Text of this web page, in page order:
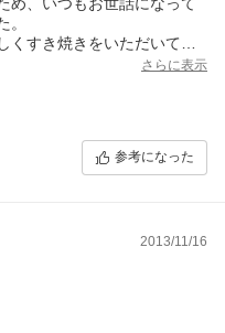
すき焼きをいただいてる
ましたが、お送りいただい
い感じでした。また、少し
ました。
ているセットにしました
っと上のランクでも良かっ
さらに表示
参考になった
2013/11/16